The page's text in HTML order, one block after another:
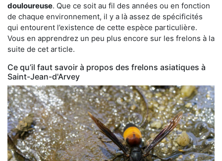
douloureuse. Que ce soit au fil des années ou en fonction
de chaque environnement, il y a là assez de spécificités
qui entourent l’existence de cette espèce particulière.
Vous en apprendrez un peu plus encore sur les frelons à la
suite de cet article.
Ce qu’il faut savoir à propos des frelons asiatiques à
Saint-Jean-d'Arvey